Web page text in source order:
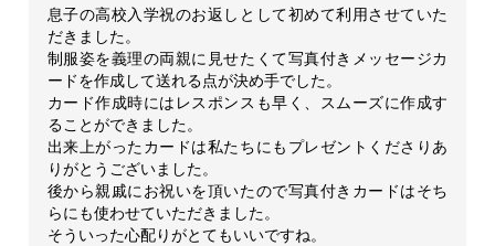
息子の高校入学祝のお返しとして初めて利用させていた
だきました。
制服姿を義理の両親に見せたくて写真付きメッセージカ
ードを作成して送れる点が決め手でした。
カード作成時にはレスポンスも早く、スムーズに作成す
ることができました。
出来上がったカードは私たちにもプレゼントくださりあ
りがとうございました。
後から親戚にお祝いを頂いたので写真付きカードはそち
らにも使わせていただきました。
そういった心配りがとてもいいですね。